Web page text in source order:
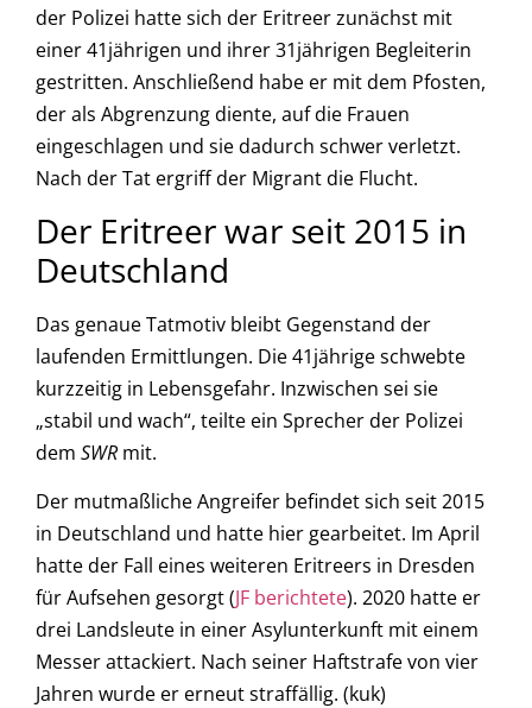
der Polizei hatte sich der Eritreer zunächst mit
einer 41jährigen und ihrer 31jährigen Begleiterin
gestritten. Anschließend habe er mit dem Pfosten,
der als Abgrenzung diente, auf die Frauen
eingeschlagen und sie dadurch schwer verletzt.
Nach der Tat ergriff der Migrant die Flucht.
Der Eritreer war seit 2015 in
Deutschland
Das genaue Tatmotiv bleibt Gegenstand der
laufenden Ermittlungen. Die 41jährige schwebte
kurzzeitig in Lebensgefahr. Inzwischen sei sie
„stabil und wach“, teilte ein Sprecher der Polizei
dem SWR mit.
Der mutmaßliche Angreifer befindet sich seit 2015
in Deutschland und hatte hier gearbeitet. Im April
hatte der Fall eines weiteren Eritreers in Dresden
für Aufsehen gesorgt (JF berichtete). 2020 hatte er
drei Landsleute in einer Asylunterkunft mit einem
Messer attackiert. Nach seiner Haftstrafe von vier
Jahren wurde er erneut straffällig. (kuk)